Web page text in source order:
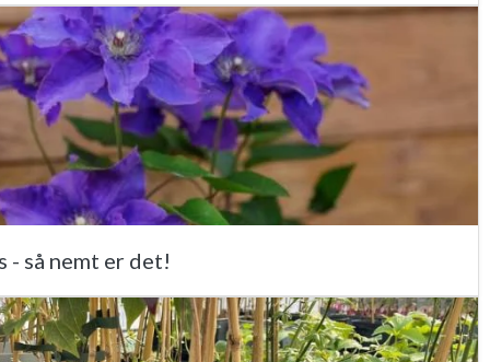
så nemt er det!